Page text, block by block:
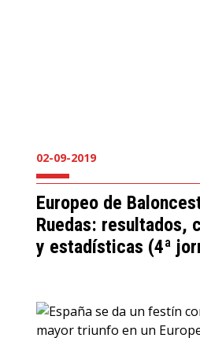
02-09-2019
Europeo de
Ruedas: resultados,
y estadísticas (4ª